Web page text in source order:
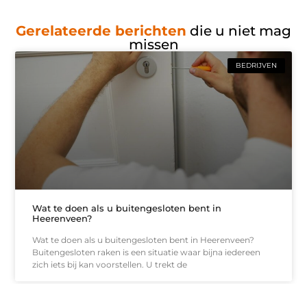
Gerelateerde berichten die u niet mag
missen
BEDRIJVEN
Wat te doen als u buitengesloten bent in
Heerenveen?
Wat te doen als u buitengesloten bent in Heerenveen?
Buitengesloten raken is een situatie waar bijna iedereen
zich iets bij kan voorstellen. U trekt de